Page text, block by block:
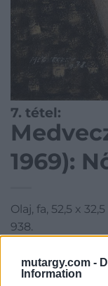
mutargy.com -
Information
7. tétel:
1969):
Olaj, fa, 52,5 x
938.
Kategória:
Kikiáltási ár:220